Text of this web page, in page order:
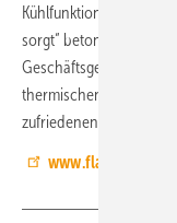
Kühlfunktion ein echter
sorgt“ betont Kiryk.
Geschäftsgebäuden bei
thermischen
zufriedenen Nutzern.“